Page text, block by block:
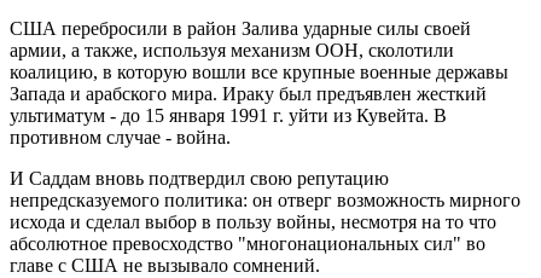
США перебросили в район Залива ударные силы своей
армии, а также, используя механизм ООН, сколотили
коалицию, в которую вошли все крупные военные державы
Запада и арабского мира. Ираку был предъявлен жесткий
ультиматум - до 15 января 1991 г. уйти из Кувейта. В
противном случае - война.
И Саддам вновь подтвердил свою репутацию
непредсказуемого политика: он отверг возможность мирного
исхода и сделал выбор в пользу войны, несмотря на то что
абсолютное превосходство "многонациональных сил" во
главе с США не вызывало сомнений.